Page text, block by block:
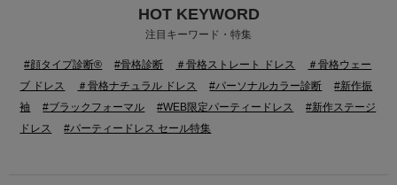
HOT KEYWORD
注目キーワード・特集
#顔タイプ診断® #骨格診断 ＃骨格ストレート ドレス
＃骨格ウェー
ブ ドレス
＃骨格ナチュラル ドレス #パーソナルカラー診断
#新作振
袖
#ブラックフォーマル #WEB限定パーティードレス
#新作ステージ
ドレス
#パーティードレス セール特集